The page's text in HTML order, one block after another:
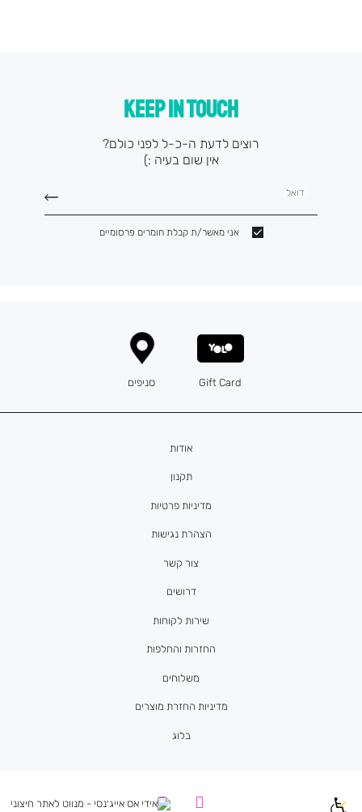
KEEP IN TOUCH
רוצים לדעת ה-כ-ל לפני כולם?
אין שום בעיה :)
דואל
אני מאשר/ת קבלת חומרים פרסומיים
אודות
תקנון
מדיניות פרטיות
הצהרת נגישות
צור קשר
דרושים
Gift Card סניפים
שירות לקוחות
החזרות והחלפות
משלוחים
מדיניות החזרת מוצרים
בלוג